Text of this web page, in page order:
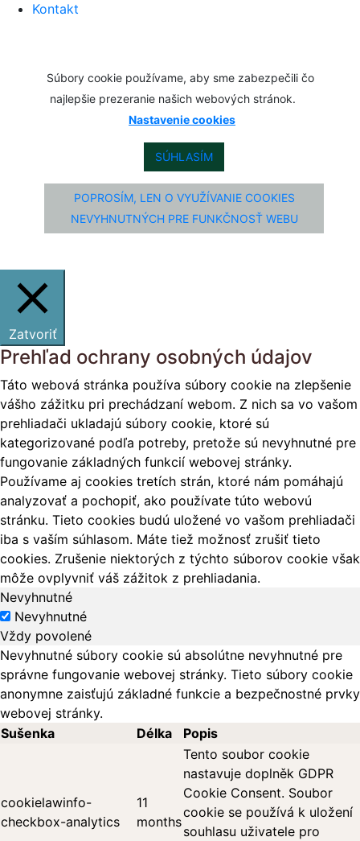
Kontakt
Súbory cookie používame, aby sme zabezpečili čo
najlepšie prezeranie našich webových stránok.
Nastavenie cookies
SÚHLASÍM
POPROSÍM, LEN O VYUŽÍVANIE COOKIES
NEVYHNUTNÝCH PRE FUNKČNOSŤ WEBU
Zatvoriť
Prehľad ochrany osobných údajov
Táto webová stránka používa súbory cookie na zlepšenie
vášho zážitku pri prechádzaní webom. Z nich sa vo vašom
prehliadači ukladajú súbory cookie, ktoré sú
kategorizované podľa potreby, pretože sú nevyhnutné pre
fungovanie základných funkcií webovej stránky.
Používame aj cookies tretích strán, ktoré nám pomáhajú
analyzovať a pochopiť, ako používate túto webovú
stránku. Tieto cookies budú uložené vo vašom prehliadači
iba s vaším súhlasom. Máte tiež možnosť zrušiť tieto
cookies. Zrušenie niektorých z týchto súborov cookie však
môže ovplyvniť váš zážitok z prehliadania.
Nevyhnutné
Nevyhnutné
Vždy povolené
Nevyhnutné súbory cookie sú absolútne nevyhnutné pre
správne fungovanie webovej stránky. Tieto súbory cookie
anonymne zaisťujú základné funkcie a bezpečnostné prvky
webovej stránky.
Sušenka
Délka Popis
cookielawinfo-
checkbox-analytics
11
months
Tento soubor cookie
nastavuje doplněk GDPR
Cookie Consent. Soubor
cookie se používá k uložení
souhlasu uživatele pro